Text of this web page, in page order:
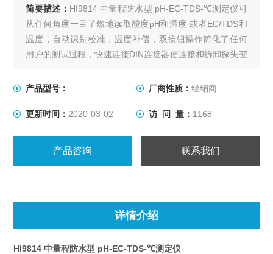
简要描述： HI9814 中量程防水型 pH-EC-TDS-℃测定仪可
从任何角度一目了然地读取酸度pH和温度 或者EC/TDS和
温度，自动识别校准，温度补偿，双按钮操作简化了任何
用户的测试过程，快速连接DIN连接器使连接和拆卸探头变
产品型号：
厂商性质： 经销商
更新时间： 2020-03-02 访 问 量： 1168
产品咨询 联系我们
详情介绍
HI9814 中量程防水型 pH-EC-TDS-℃测定仪